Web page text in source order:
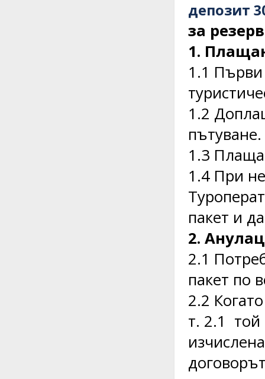
депозит
за
1.
1.1 Първи
1.2
пътуване.
1.3
1.4 При
пакет и
2.
2.1
пакет по
2.2
т. 2.1 той